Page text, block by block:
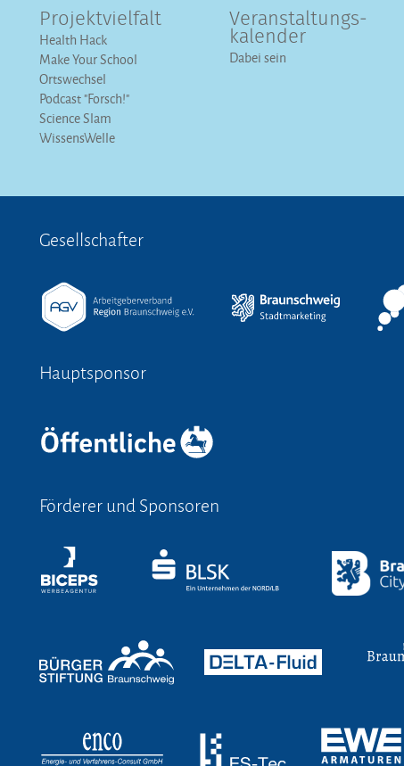
Projektvielfalt
Health Hack
Make Your School
Ortswechsel
Podcast "Forsch!"
Science Slam
WissensWelle
Veranstaltungs­
kalender
Dabei sein
Gesellschafter
Hauptsponsor
Förderer und Sponsoren